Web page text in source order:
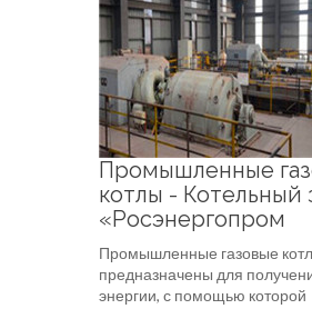
Промышленные
котлы - Котельный
«Росэнергопром
Промышленные газовые
предназначены для
энергии, с помощью которой